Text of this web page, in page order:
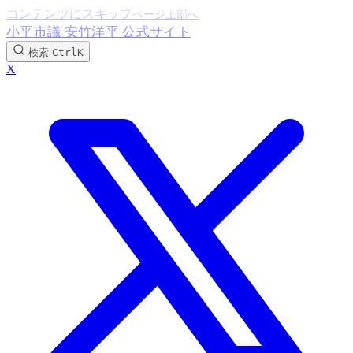
コンテンツにスキップ
小平市議 安竹洋平 公式サイト
検索 CtrlK
X